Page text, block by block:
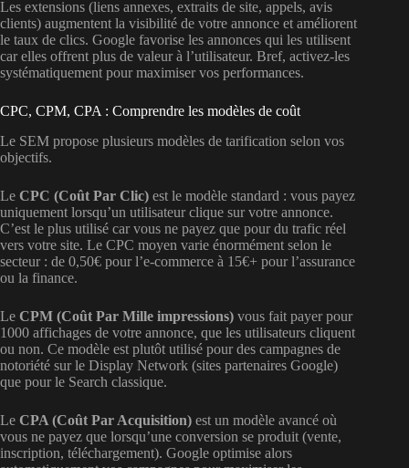
Les extensions (liens annexes, extraits de site, appels, avis
clients) augmentent la visibilité de votre annonce et améliorent
le taux de clics. Google favorise les annonces qui les utilisent
car elles offrent plus de valeur à l’utilisateur. Bref, activez-les
systématiquement pour maximiser vos performances.
CPC, CPM, CPA : Comprendre les modèles de coût
Le SEM propose plusieurs modèles de tarification selon vos
objectifs.
Le CPC (Coût Par Clic) est le modèle standard : vous payez
uniquement lorsqu’un utilisateur clique sur votre annonce.
C’est le plus utilisé car vous ne payez que pour du trafic réel
vers votre site. Le CPC moyen varie énormément selon le
secteur : de 0,50€ pour l’e-commerce à 15€+ pour l’assurance
ou la finance.
Le CPM (Coût Par Mille impressions) vous fait payer pour
1000 affichages de votre annonce, que les utilisateurs cliquent
ou non. Ce modèle est plutôt utilisé pour des campagnes de
notoriété sur le Display Network (sites partenaires Google)
que pour le Search classique.
Le CPA (Coût Par Acquisition) est un modèle avancé où
vous ne payez que lorsqu’une conversion se produit (vente,
inscription, téléchargement). Google optimise alors